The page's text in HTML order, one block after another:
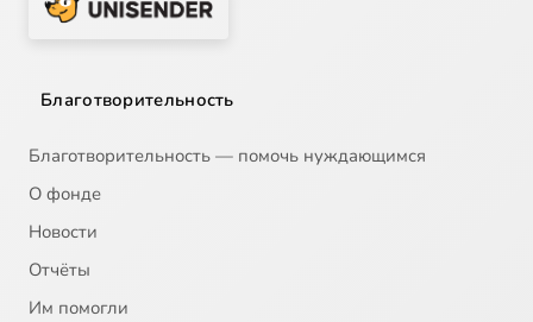
Благотворительность
Благотворительность — помочь нуждающимся
О фонде
Новости
Отчёты
Им помогли